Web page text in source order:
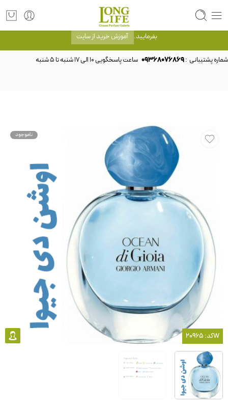
توجه! برند لانگ لایف رایحه های معروف را با شیشه و بسته بندی خود شرکت لانگ لایف
عرضه می کند.که با انتخاب حجم هر ادکلنی می توانید شیشه و بسته بندی را ملاحظه
بفرمایید. آموزش خرید از سایت
شماره پشتیبانی :09368076869
ناموجود
کد: 20965W